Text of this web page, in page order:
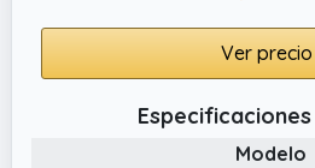
Ver precio
Modelo